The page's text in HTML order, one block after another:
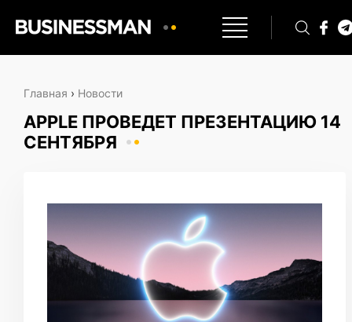
Главная › Новости
APPLE ПРОВЕДЕТ ПРЕЗЕНТАЦИЮ 14
СЕНТЯБРЯ